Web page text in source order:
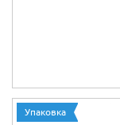
Упаковка